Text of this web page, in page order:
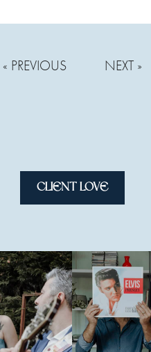
« PREVIOUS NEXT »
CLIENT LOVE